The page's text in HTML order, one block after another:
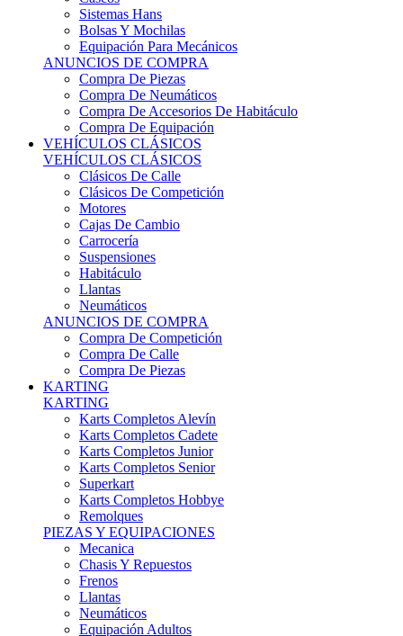
Sistemas Hans
Bolsas Y Mochilas
Equipación Para Mecánicos
ANUNCIOS DE COMPRA
Compra De Piezas
Compra De Neumáticos
Compra De Accesorios De Habitáculo
Compra De Equipación
VEHÍCULOS CLÁSICOS
VEHÍCULOS CLÁSICOS
Clásicos De Calle
Clásicos De Competición
Motores
Cajas De Cambio
Carrocería
Suspensiones
Habitáculo
Llantas
Neumáticos
ANUNCIOS DE COMPRA
Compra De Competición
Compra De Calle
Compra De Piezas
KARTING
KARTING
Karts Completos Alevín
Karts Completos Cadete
Karts Completos Junior
Karts Completos Senior
Superkart
Karts Completos Hobbye
Remolques
PIEZAS Y EQUIPACIONES
Mecanica
Chasis Y Repuestos
Frenos
Llantas
Neumáticos
Equipación Adultos